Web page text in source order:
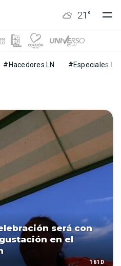
21 °
#Hacedores LN #Especiales LN
será con
en el
161D